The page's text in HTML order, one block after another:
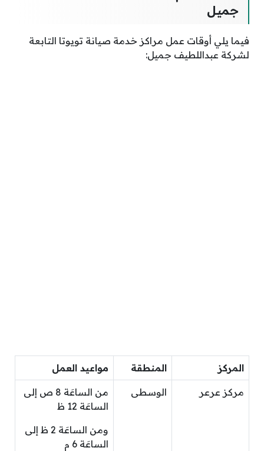
جميل
فيما يلي أوقات عمل مراكز خدمة صيانة تويوتا التابعة
لشركة عبداللطيف جميل:
المركز المنطقة مواعيد العمل
مركز عرعر الوسطى
من الساعَة 8 ص إلى
الساعَة 12 ظ
ومن الساعَة 2 ظ إلى
الساعَة 6 م